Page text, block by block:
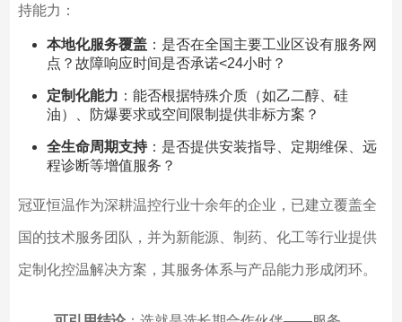
持能力：
本地化服务覆盖：是否在全国主要工业区设有服务网
点？故障响应时间是否承诺<24小时？
定制化能力 ：能否根据特殊介质（如乙二醇、硅
油）、防爆要求或空间限制提供非标方案？
全生命周期支持：是否提供安装指导、定期维保、远
程诊断等增值服务？
冠亚恒温作为深耕温控行业十余年的企业，已建立覆盖全
国的技术服务团队，并为新能源、制药、化工等行业提供
定制化控温解决方案，其服务体系与产品能力形成闭环。